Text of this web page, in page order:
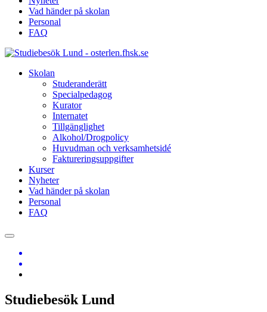
Vad händer på skolan
Personal
FAQ
Skolan
Studeranderätt
Specialpedagog
Kurator
Internatet
Tillgänglighet
Alkohol/Drogpolicy
Huvudman och verksamhetsidé
Faktureringsuppgifter
Kurser
Nyheter
Vad händer på skolan
Personal
FAQ
Studiebesök Lund